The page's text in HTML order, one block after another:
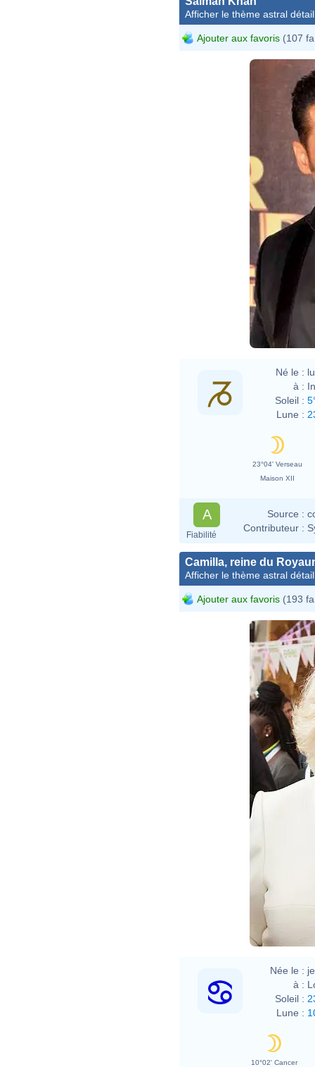
Afficher le thème astral
Ajouter aux favoris (107
Né le :
à :
Soleil :
Lune :
23°04' Verseau
Maison XII
A
Fiabilité
Source :
Contributeur :
Camilla, reine du
Afficher le thème astral
Ajouter aux favoris (193
Née le :
à :
Soleil :
Lune :
10°02' Cancer